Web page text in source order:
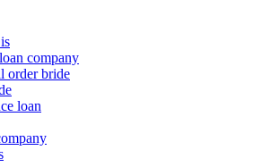
company
order bride
loan